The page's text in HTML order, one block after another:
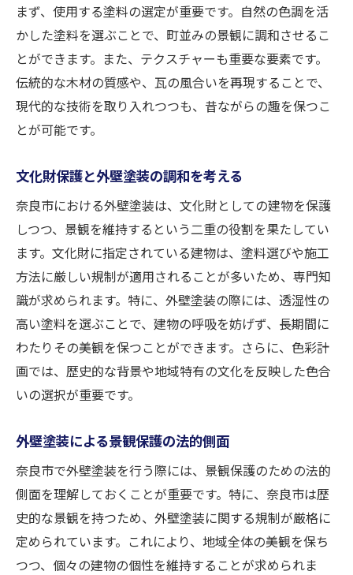
まず、使用する塗料の選定が重要です。自然の色調を活
かした塗料を選ぶことで、町並みの景観に調和させるこ
とができます。また、テクスチャーも重要な要素です。
伝統的な木材の質感や、瓦の風合いを再現することで、
現代的な技術を取り入れつつも、昔ながらの趣を保つこ
とが可能です。
文化財保護と外壁塗装の調和を考える
奈良市における外壁塗装は、文化財としての建物を保護
しつつ、景観を維持するという二重の役割を果たしてい
ます。文化財に指定されている建物は、塗料選びや施工
方法に厳しい規制が適用されることが多いため、専門知
識が求められます。特に、外壁塗装の際には、透湿性の
高い塗料を選ぶことで、建物の呼吸を妨げず、長期間に
わたりその美観を保つことができます。さらに、色彩計
画では、歴史的な背景や地域特有の文化を反映した色合
いの選択が重要です。
外壁塗装による景観保護の法的側面
奈良市で外壁塗装を行う際には、景観保護のための法的
側面を理解しておくことが重要です。特に、奈良市は歴
史的な景観を持つため、外壁塗装に関する規制が厳格に
定められています。これにより、地域全体の美観を保ち
つつ、個々の建物の個性を維持することが求められま